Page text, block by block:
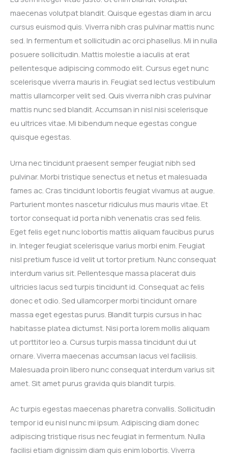
maecenas volutpat blandit. Quisque egestas diam in arcu
cursus euismod quis. Viverra nibh cras pulvinar mattis nunc
sed. In fermentum et sollicitudin ac orci phasellus. Mi in nulla
posuere sollicitudin. Mattis molestie a iaculis at erat
pellentesque adipiscing commodo elit. Cursus eget nunc
scelerisque viverra mauris in. Feugiat sed lectus vestibulum
mattis ullamcorper velit sed. Quis viverra nibh cras pulvinar
mattis nunc sed blandit. Accumsan in nisl nisi scelerisque
eu ultrices vitae. Mi bibendum neque egestas congue
quisque egestas.
Urna nec tincidunt praesent semper feugiat nibh sed
pulvinar. Morbi tristique senectus et netus et malesuada
fames ac. Cras tincidunt lobortis feugiat vivamus at augue.
Parturient montes nascetur ridiculus mus mauris vitae. Et
tortor consequat id porta nibh venenatis cras sed felis.
Eget felis eget nunc lobortis mattis aliquam faucibus purus
in. Integer feugiat scelerisque varius morbi enim. Feugiat
nisl pretium fusce id velit ut tortor pretium. Nunc consequat
interdum varius sit. Pellentesque massa placerat duis
ultricies lacus sed turpis tincidunt id. Consequat ac felis
donec et odio. Sed ullamcorper morbi tincidunt ornare
massa eget egestas purus. Blandit turpis cursus in hac
habitasse platea dictumst. Nisi porta lorem mollis aliquam
ut porttitor leo a. Cursus turpis massa tincidunt dui ut
ornare. Viverra maecenas accumsan lacus vel facilisis.
Malesuada proin libero nunc consequat interdum varius sit
amet. Sit amet purus gravida quis blandit turpis.
Ac turpis egestas maecenas pharetra convallis. Sollicitudin
tempor id eu nisl nunc mi ipsum. Adipiscing diam donec
adipiscing tristique risus nec feugiat in fermentum. Nulla
facilisi etiam dignissim diam quis enim lobortis. Viverra